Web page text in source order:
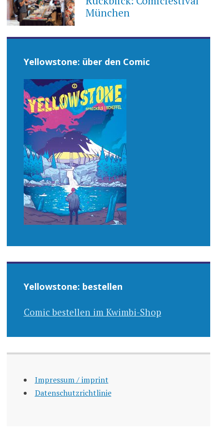
München
Yellowstone: über den Comic
Yellowstone: bestellen
Comic bestellen im Kwimbi-Shop
Impressum / imprint
Datenschutzrichtlinie